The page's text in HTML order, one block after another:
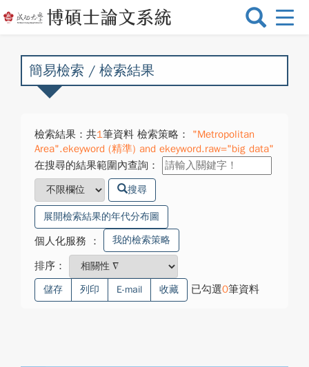
選
換
簡易檢索 / 檢索結果
檢索結果：共1筆資料 檢索策略：
"Metropolitan
Area".ekeyword (精準) and ekeyword.raw="big data"
在搜尋的結果範圍內查詢：
搜尋
展開檢索結果的年代分布圖
個人化服務 ： 我的檢索策略
排序：
儲存 列印 E-mail 收藏 已勾選0筆資料